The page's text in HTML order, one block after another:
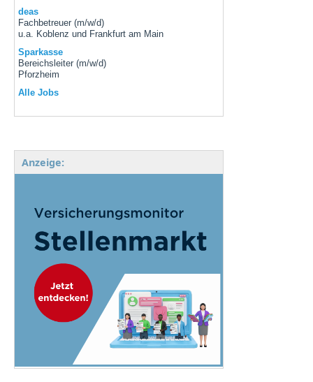
deas
Fachbetreuer (m/w/d)
u.a. Koblenz und Frankfurt am Main
Sparkasse
Bereichsleiter (m/w/d)
Pforzheim
Alle Jobs
Anzeige: